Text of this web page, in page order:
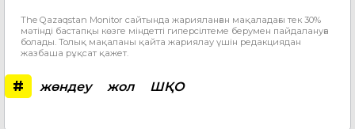
The Qazaqstan Monitor сайтында жарияланған мақаладағы тек 30%
мәтінді бастапқы көзге міндетті гиперсілтеме берумен пайдалануға
болады. Толық мақаланы қайта жариялау үшін редакциядан
жазбаша рұқсат қажет.
# жөндеу жол ШҚО